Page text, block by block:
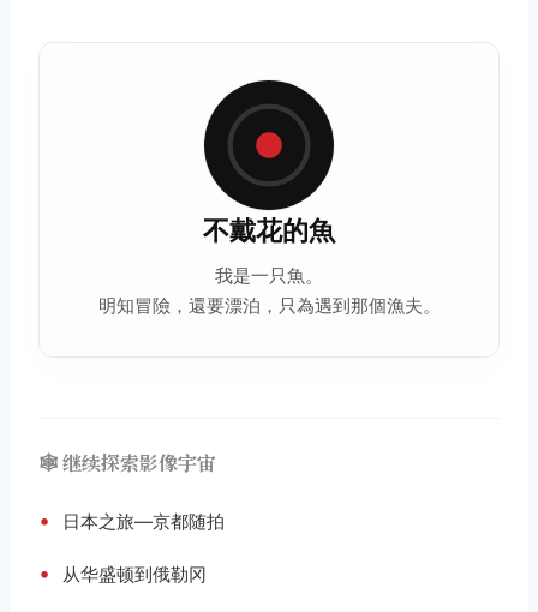
不戴花的魚
我是一只魚。
明知冒險，還要漂泊，只為遇到那個漁夫。
🕸️ 继续探索影像宇宙
• 日本之旅—京都随拍
• 从华盛顿到俄勒冈